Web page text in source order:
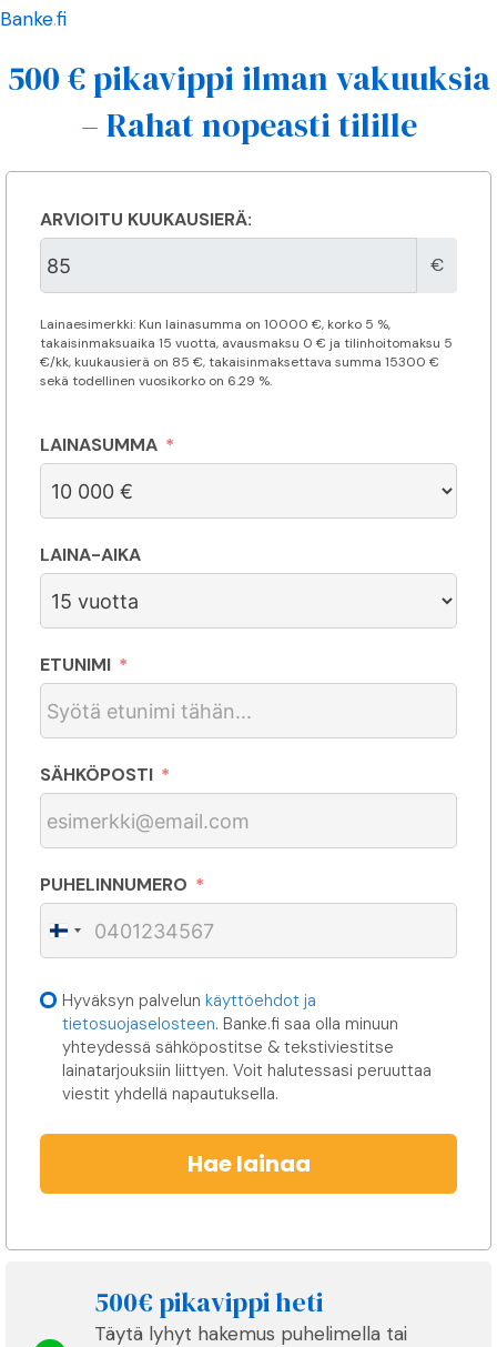
Banke.fi
500 € pikavippi ilman vakuuksia
– Rahat nopeasti tilille
ARVIOITU KUUKAUSIERÄ:
€
Lainaesimerkki: Kun lainasumma on 10000 €, korko 5 %,
takaisinmaksuaika 15 vuotta, avausmaksu 0 € ja tilinhoitomaksu 5
€/kk, kuukausierä on 85 €, takaisinmaksettava summa 15300 €
sekä todellinen vuosikorko on 6.29 %.
LAINASUMMA
LAINA-AIKA
ETUNIMI
SÄHKÖPOSTI
PUHELINNUMERO
F
i
a
n
d
+
3
Hyväksyn palvelun käyttöehdot ja
tietosuojaselosteen. Banke.fi saa olla minuun
yhteydessä sähköpostitse & tekstiviestitse
lainatarjouksiin liittyen. Voit halutessasi peruuttaa
viestit yhdellä napautuksella.
Hae lainaa
500€ pikavippi heti
Täytä lyhyt hakemus puhelimella tai